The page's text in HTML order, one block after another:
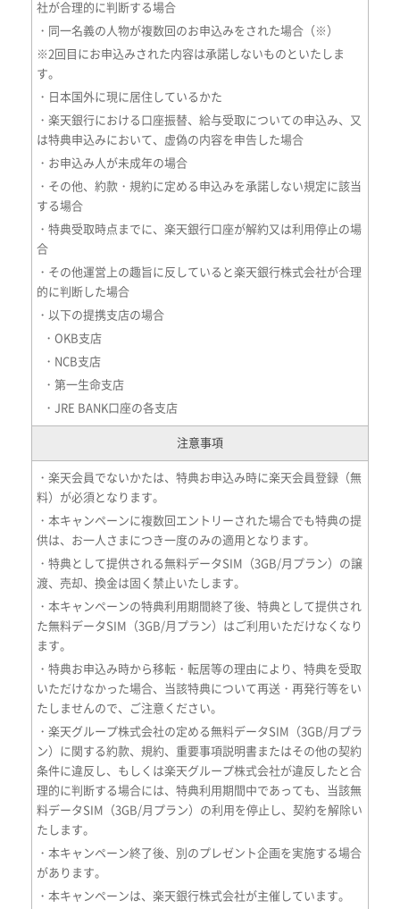
社が合理的に判断する場合
・同一名義の人物が複数回のお申込みをされた場合（※）
※2回目にお申込みされた内容は承諾しないものといたしま
す。
・日本国外に現に居住しているかた
・楽天銀行における口座振替、給与受取についての申込み、又
は特典申込みにおいて、虚偽の内容を申告した場合
・お申込み人が未成年の場合
・その他、約款・規約に定める申込みを承諾しない規定に該当
する場合
・特典受取時点までに、楽天銀行口座が解約又は利用停止の場
合
・その他運営上の趣旨に反していると楽天銀行株式会社が合理
的に判断した場合
・以下の提携支店の場合
・OKB支店
・NCB支店
・第一生命支店
・JRE BANK口座の各支店
注意事項
・楽天会員でないかたは、特典お申込み時に楽天会員登録（無
料）が必須となります。
・本キャンペーンに複数回エントリーされた場合でも特典の提
供は、お一人さまにつき一度のみの適用となります。
・特典として提供される無料データSIM（3GB/月プラン）の譲
渡、売却、換金は固く禁止いたします。
・本キャンペーンの特典利用期間終了後、特典として提供され
た無料データSIM（3GB/月プラン）はご利用いただけなくなり
ます。
・特典お申込み時から移転・転居等の理由により、特典を受取
いただけなかった場合、当該特典について再送・再発行等をい
たしませんので、ご注意ください。
・楽天グループ株式会社の定める無料データSIM（3GB/月プラ
ン）に関する約款、規約、重要事項説明書またはその他の契約
条件に違反し、もしくは楽天グループ株式会社が違反したと合
理的に判断する場合には、特典利用期間中であっても、当該無
料データSIM（3GB/月プラン）の利用を停止し、契約を解除い
たします。
・本キャンペーン終了後、別のプレゼント企画を実施する場合
があります。
・本キャンペーンは、楽天銀行株式会社が主催しています。